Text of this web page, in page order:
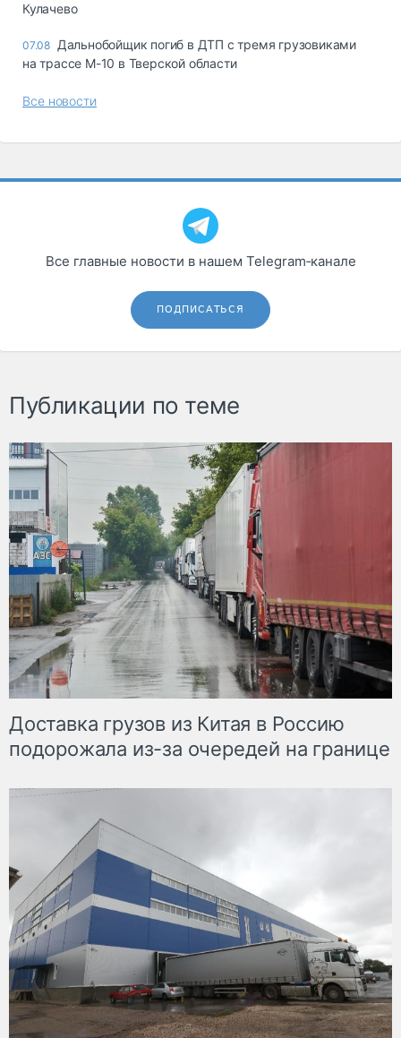
Кулачево
07.08 Дальнобойщик погиб в ДТП с тремя грузовиками
на трассе М-10 в Тверской области
Все новости
Все главные новости в нашем Telegram‑канале
ПОДПИСАТЬСЯ
Публикации по теме
Доставка грузов из Китая в Россию
подорожала из-за очередей на границе